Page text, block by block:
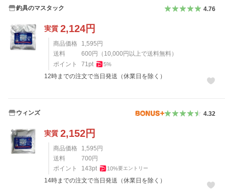
釣具のマスタック 4.76
実質 2,124円
商品価格 1,595円
送料
600円 （ 10,000円以上で送料無料）
ポイント
71 pt 5%
12時までの注文で当日発送（休業日を除く）
ウィンズ 4.32
実質 2,152円
商品価格 1,595円
送料
700円
ポイント
143pt 10%要エントリー
14時までの注文で当日発送（休業日を除く）